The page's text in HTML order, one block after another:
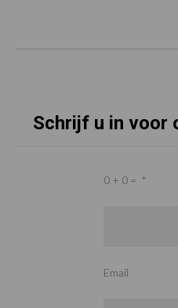
Schrijf u in voor
0 + 0 = *
Email